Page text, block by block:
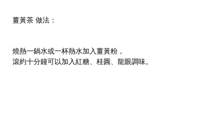
薑黃茶 做法：
燒熱一鍋水或一杯熱水加入薑黃粉，
滾約十分鐘可以加入紅糖、桂圓、龍眼調味。